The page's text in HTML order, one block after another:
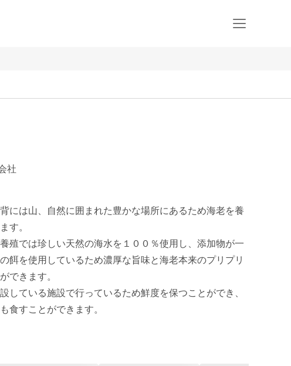
社
には山、自然に囲まれた豊かな場所にあるため海老を養
す。
殖では珍しい天然の海水を１００％使用し、添加物が一
餌を使用しているため濃厚な旨味と海老本来のプリプリ
できます。
している施設で行っているため鮮度を保つことができ、
食すことができます。